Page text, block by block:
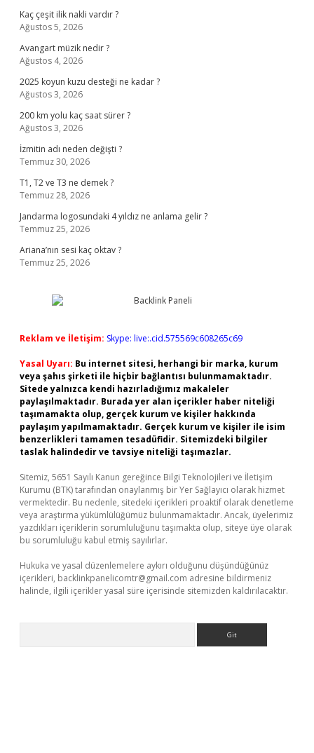
Kaç çeşit ilik nakli vardır ?
Ağustos 5, 2026
Avangart müzik nedir ?
Ağustos 4, 2026
2025 koyun kuzu desteği ne kadar ?
Ağustos 3, 2026
200 km yolu kaç saat sürer ?
Ağustos 3, 2026
İzmitin adı neden değişti ?
Temmuz 30, 2026
T1, T2 ve T3 ne demek ?
Temmuz 28, 2026
Jandarma logosundaki 4 yıldız ne anlama gelir ?
Temmuz 25, 2026
Ariana’nın sesi kaç oktav ?
Temmuz 25, 2026
Reklam ve İletişim: Skype: live:.cid.575569c608265c69
Yasal Uyarı: Bu internet sitesi, herhangi bir marka, kurum
veya şahıs şirketi ile hiçbir bağlantısı bulunmamaktadır.
Sitede yalnızca kendi hazırladığımız makaleler
paylaşılmaktadır. Burada yer alan içerikler haber niteliği
taşımamakta olup, gerçek kurum ve kişiler hakkında
paylaşım yapılmamaktadır. Gerçek kurum ve kişiler ile isim
benzerlikleri tamamen tesadüfidir. Sitemizdeki bilgiler
taslak halindedir ve tavsiye niteliği taşımazlar.
Sitemiz, 5651 Sayılı Kanun gereğince Bilgi Teknolojileri ve İletişim
Kurumu (BTK) tarafından onaylanmış bir Yer Sağlayıcı olarak hizmet
vermektedir. Bu nedenle, sitedeki içerikleri proaktif olarak denetleme
veya araştırma yükümlülüğümüz bulunmamaktadır. Ancak, üyelerimiz
yazdıkları içeriklerin sorumluluğunu taşımakta olup, siteye üye olarak
bu sorumluluğu kabul etmiş sayılırlar.
Hukuka ve yasal düzenlemelere aykırı olduğunu düşündüğünüz
içerikleri, backlinkpanelicomtr@gmail.com adresine bildirmeniz
halinde, ilgili içerikler yasal süre içerisinde sitemizden kaldırılacaktır.